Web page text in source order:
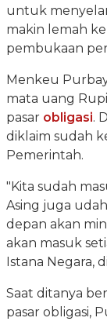
untuk
makin lemah ke
pembukaan
Menkeu
mata uang
pasar obligasi.
diklaim sudah
Pemerintah.
"Kita sudah
Asing juga
depan akan
akan masuk
Istana Negara,
Saat ditanya
pasar obligasi,